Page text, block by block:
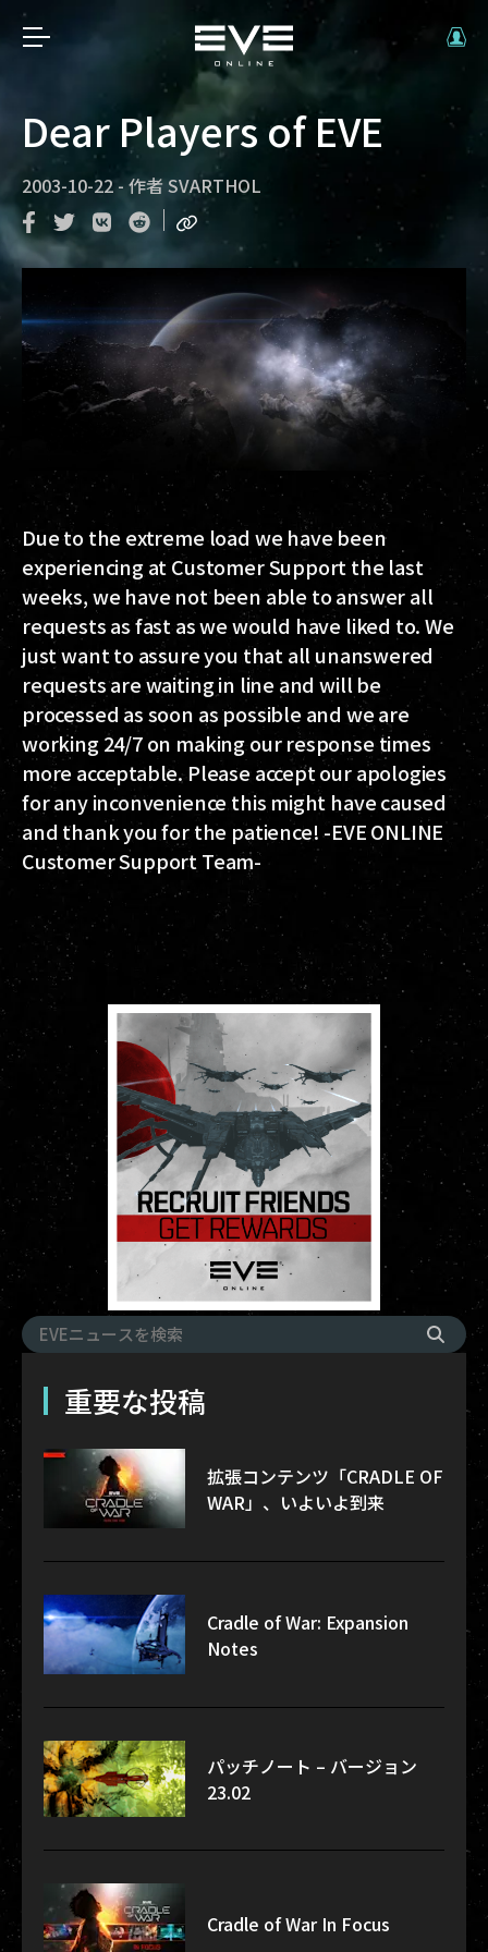
Dear Players of EVE
2003-10-22-作者SVARTHOL
Due to the extreme load we have been
experiencing at Customer Support the last
weeks, we have not been able to answer all
requests as fast as we would have liked to. We
just want to assure you that all unanswered
requests are waiting in line and will be
processed as soon as possible and we are
working 24/7 on making our response times
more acceptable. Please accept our apologies
for any inconvenience this might have caused
and thank you for the patience! -EVE ONLINE
Customer Support Team-
重要な投稿
拡張コンテンツ「CRADLE OF
WAR」、いよいよ到来
Cradle of War: Expansion
Notes
パッチノート – バージョン
23.02
Cradle of War In Focus